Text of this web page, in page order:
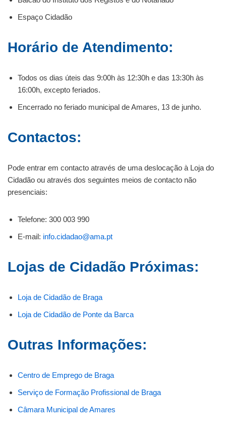
Espaço Cidadão
Horário de Atendimento:
Todos os dias úteis das 9:00h às 12:30h e das 13:30h às
16:00h, excepto feriados.
Encerrado no feriado municipal de Amares, 13 de junho.
Contactos:
Pode entrar em contacto através de uma deslocação à Loja do
Cidadão ou através dos seguintes meios de contacto não
presenciais:
Telefone: 300 003 990
E-mail: info.cidadao@ama.pt
Lojas de Cidadão Próximas:
Loja de Cidadão de Braga
Loja de Cidadão de Ponte da Barca
Outras Informações:
Centro de Emprego de Braga
Serviço de Formação Profissional de Braga
Câmara Municipal de Amares